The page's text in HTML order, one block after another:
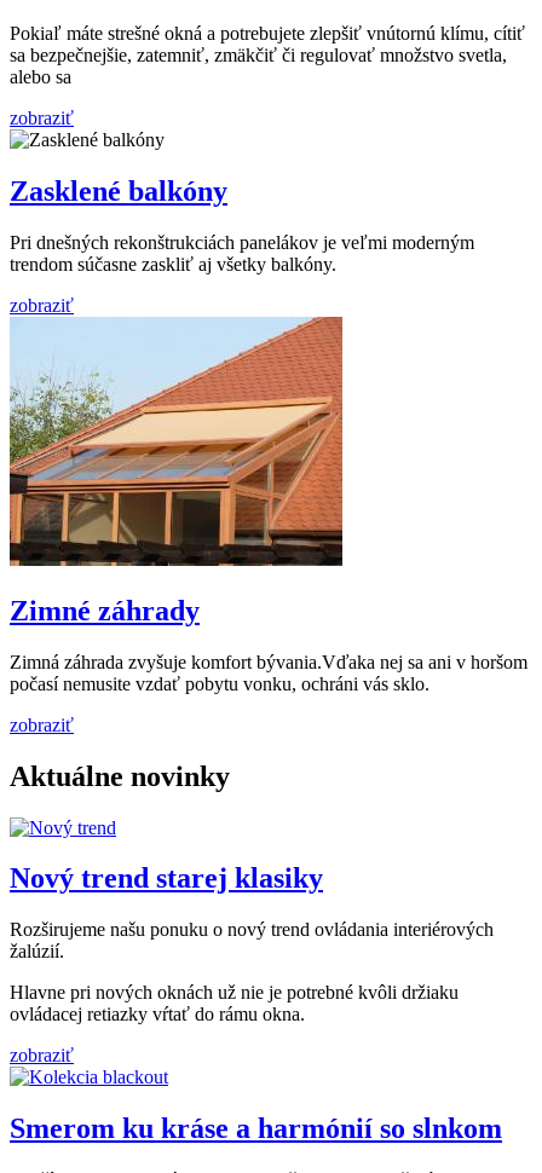
Pokiaľ máte strešné okná a potrebujete zlepšiť vnútornú klímu, cítiť
sa bezpečnejšie, zatemniť, zmäkčiť či regulovať množstvo svetla,
alebo sa
zobraziť
Zasklené balkóny
Pri dnešných rekonštrukciách panelákov je veľmi moderným
trendom súčasne zaskliť aj všetky balkóny.
zobraziť
Zimné záhrady
Zimná záhrada zvyšuje komfort bývania.Vďaka nej sa ani v horšom
počasí nemusite vzdať pobytu vonku, ochráni vás sklo.
zobraziť
Aktuálne novinky
Nový trend starej klasiky
Rozširujeme našu ponuku o nový trend ovládania interiérových
žalúzií.
Hlavne pri nových oknách už nie je potrebné kvôli držiaku
ovládacej retiazky vŕtať do rámu okna.
zobraziť
Smerom ku kráse a harmónií so slnkom